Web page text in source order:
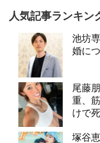
人気記事ランキン
池坊
婚に
尾藤
重、
けで
塚谷